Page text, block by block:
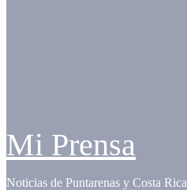
Mi Prensa
Noticias de Puntarenas y Costa Rica